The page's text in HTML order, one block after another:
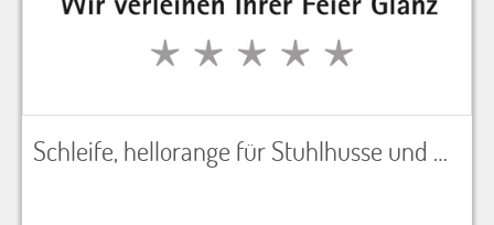
Schleife, hellorange für Stuhlhusse und Dekoration